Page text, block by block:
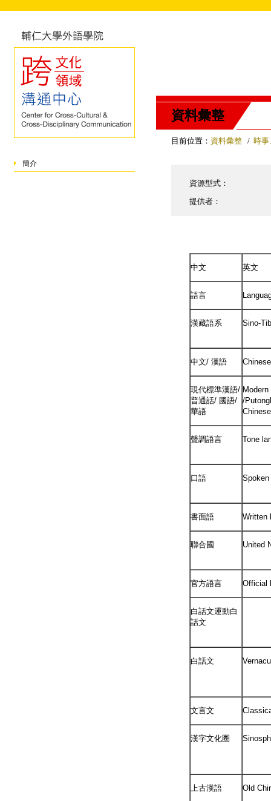
簡介
資料彙整
目前位置： 資料彙整 / 時
資源型式：
提供者：
中文 英文
語言
漢藏語系 Sino-
中文/ 漢語 Chinese
現代標準漢語/
普通話/ 國語/
華語
/
Chinese
聲調語言 Tone
口語 Spoken
書面語 Written
聯合國 United
官方語言 Official
白話文運動白
話文
白話文
文言文
漢字文化圈
上古漢語 Old